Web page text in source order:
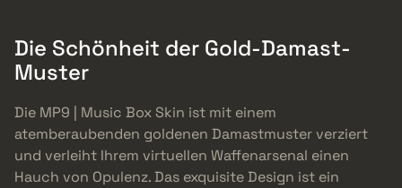
Die Schönheit der Gold-Damast-
Muster
Die MP9 | Music Box Skin ist mit einem
atemberaubenden goldenen Damastmuster verziert
und verleiht Ihrem virtuellen Waffenarsenal einen
Hauch von Opulenz. Das exquisite Design ist ein